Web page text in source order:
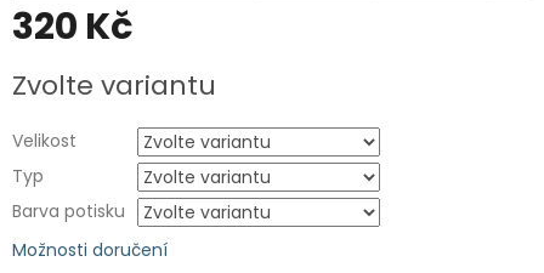
320 Kč
cena:
Zvolte variantu
Velikost
Typ
Barva potisku
Možnosti doručení